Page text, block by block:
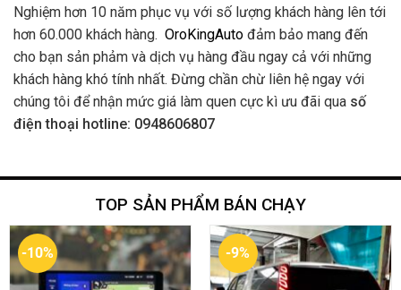
Nghiệm hơn 10 năm phục vụ với số lượng khách hàng lên tới
hơn 60.000 khách hàng. OroKingAuto đảm bảo mang đến
cho bạn sản phảm và dịch vụ hàng đầu ngay cả với những
khách hàng khó tính nhất. Đừng chần chừ liên hệ ngay với
chúng tôi để nhận mức giá làm quen cực kì ưu đãi qua số
điện thoại hotline: 0948606807
TOP SẢN PHẨM BÁN CHẠY
-10% -9%